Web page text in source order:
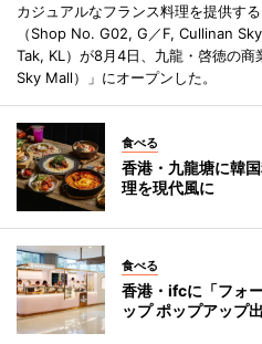
カジュアルなフランス料理を提供す
（Shop No. G02, G／F, Cullinan
Tak, KL）が8月4日、九龍・啓徳の
Sky Mall）」にオープンした。
食べる
香港・九龍塘に韓
理を現代風に
食べる
香港・ifcに「フォ
ップ ポップアップ